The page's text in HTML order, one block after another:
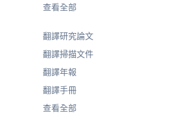
翻譯研究論文
翻譯掃描文件
翻譯年報
翻譯手冊
查看全部
查看全部